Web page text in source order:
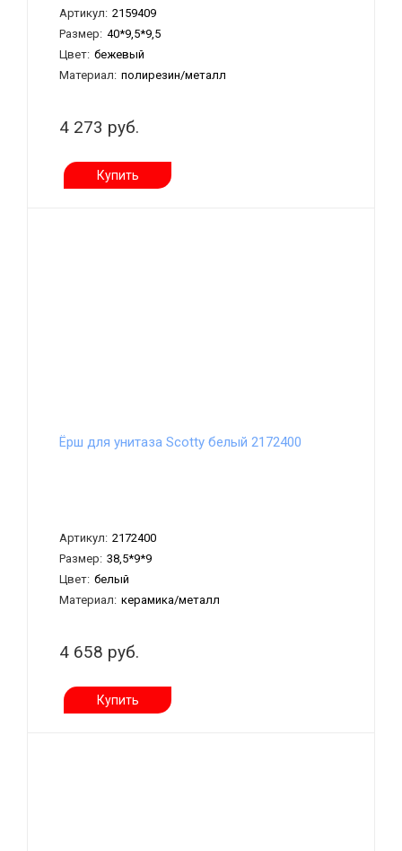
Артикул: 2159409
Размер: 40*9,5*9,5
Цвет: бежевый
Материал: полирезин/металл
4 273 руб.
Купить
Ёрш для унитаза Scotty белый 2172400
Артикул: 2172400
Размер: 38,5*9*9
Цвет: белый
Материал: керамика/металл
4 658 руб.
Купить